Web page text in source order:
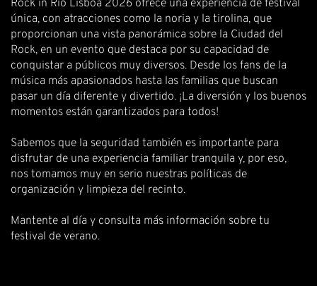
Rock in Rio Lisboa 2026 ofrece una experiencia de festival
única, con atracciones como la noria y la tirolina, que
proporcionan una vista panorámica sobre la Ciudad del
Rock, en un evento que destaca por su capacidad de
conquistar a públicos muy diversos. Desde los fans de la
música más apasionados hasta las familias que buscan
pasar un día diferente y divertido. ¡La diversión y los buenos
momentos están garantizados para todos!
Sabemos que la seguridad también es importante para
disfrutar de una experiencia familiar tranquila y, por eso,
nos tomamos muy en serio nuestras políticas de
organización y limpieza del recinto.
Mantente al día y consulta más información sobre tu
festival de verano.